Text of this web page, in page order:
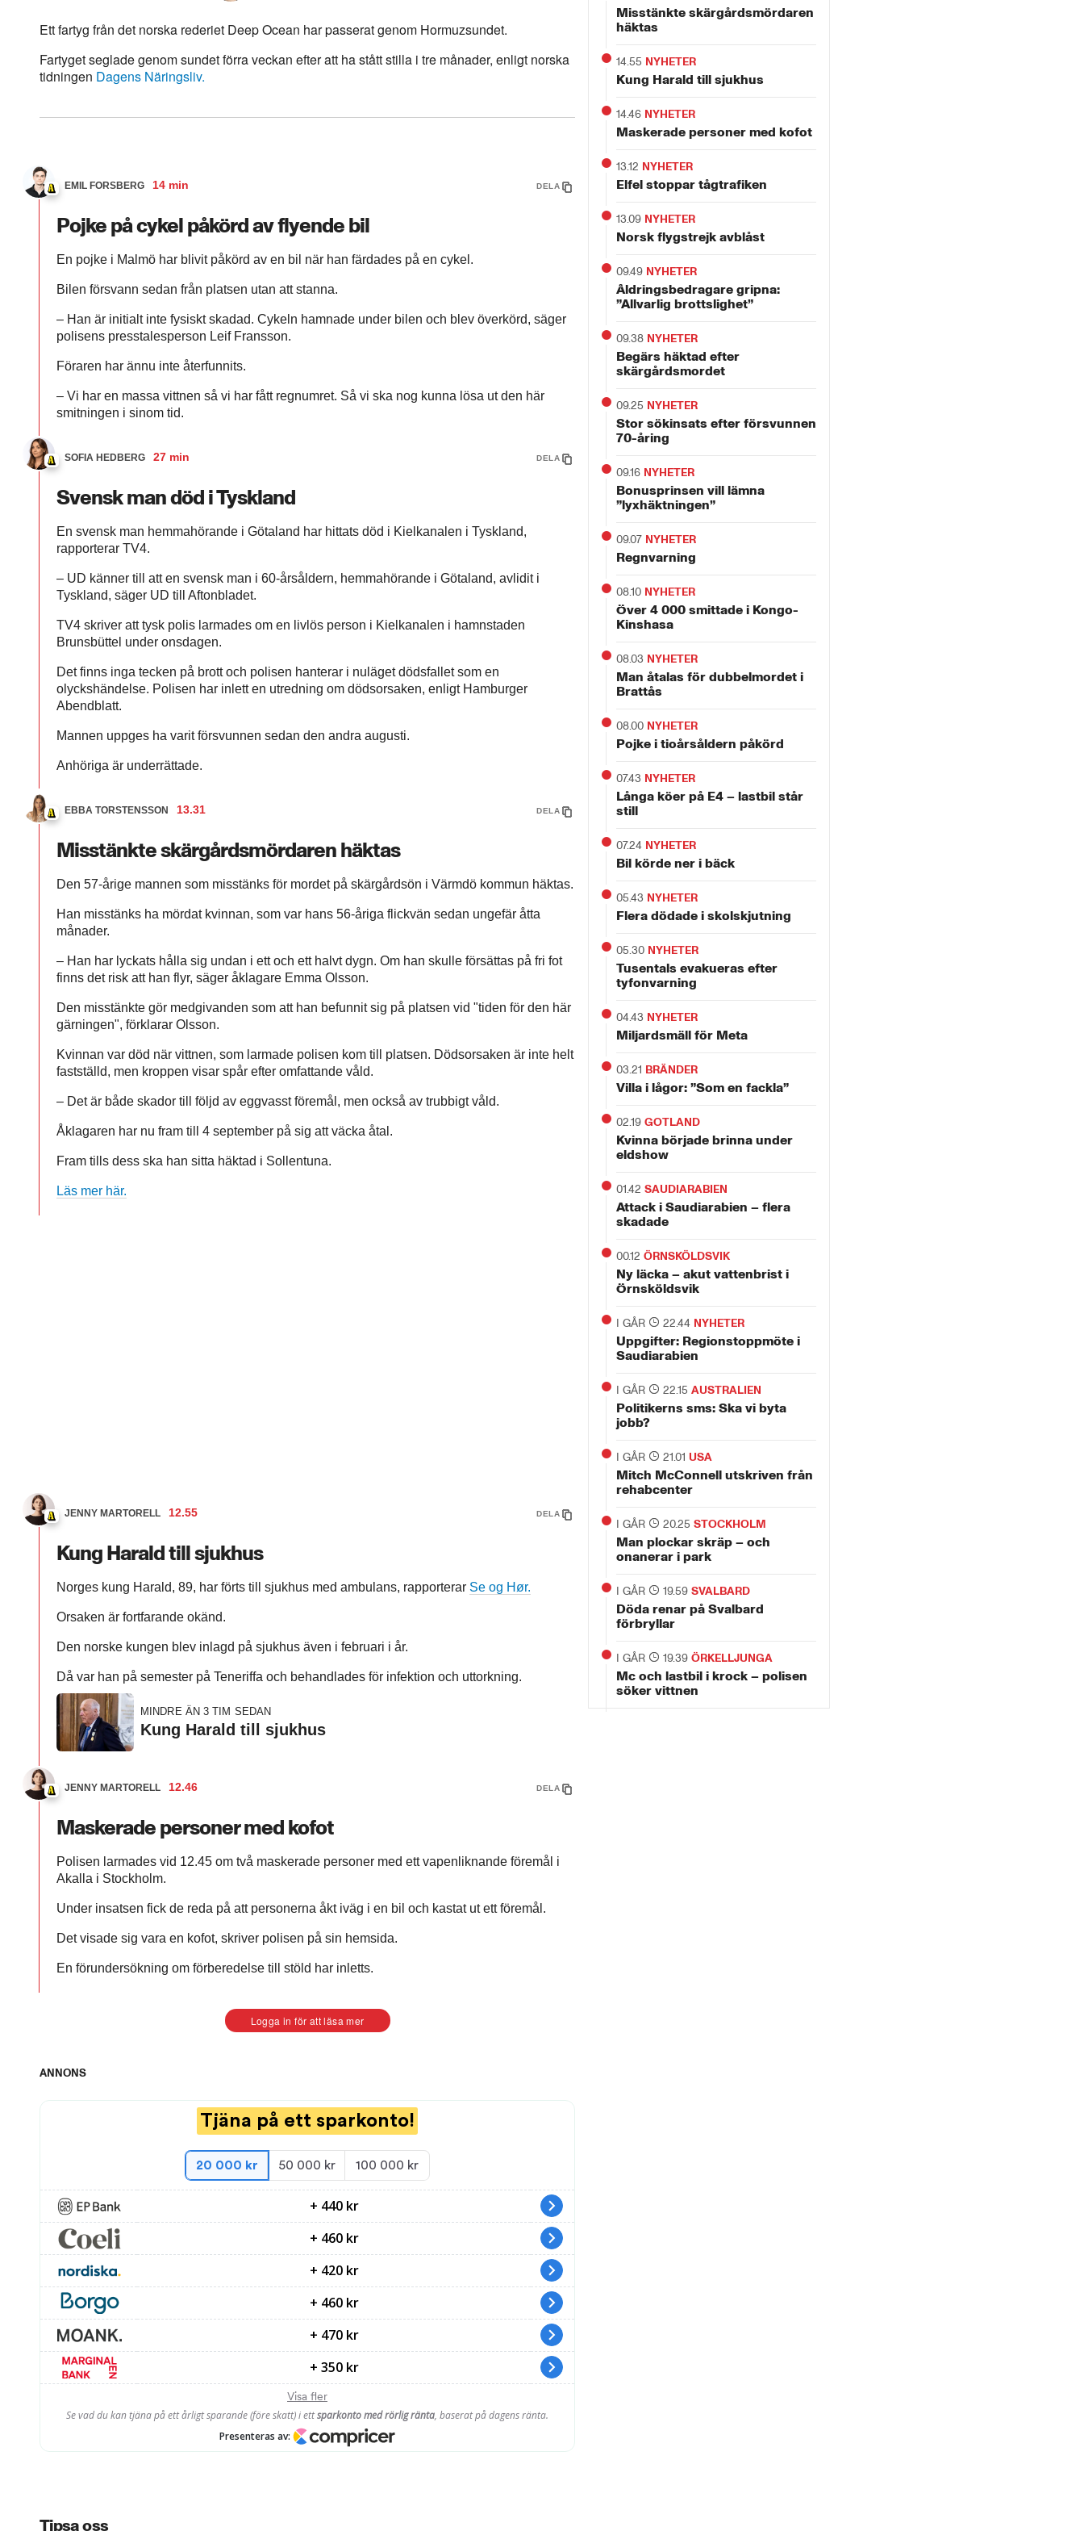
Ett fartyg från det norska rederiet Deep Ocean har passerat genom Hormuzsundet.
Fartyget seglade genom sundet förra veckan efter att ha stått stilla i tre månader, enligt norska
tidningen Dagens Näringsliv.
EMIL FORSBERG 14 min DELA
Pojke på cykel påkörd av flyende bil
En pojke i Malmö har blivit påkörd av en bil när han färdades på en cykel.
Bilen försvann sedan från platsen utan att stanna.
– Han är initialt inte fysiskt skadad. Cykeln hamnade under bilen och blev överkörd, säger
polisens presstalesperson Leif Fransson.
Föraren har ännu inte återfunnits.
– Vi har en massa vittnen så vi har fått regnumret. Så vi ska nog kunna lösa ut den här
smitningen i sinom tid.
SOFIA HEDBERG 27 min DELA
Svensk man död i Tyskland
En svensk man hemmahörande i Götaland har hittats död i Kielkanalen i Tyskland,
rapporterar TV4.
– UD känner till att en svensk man i 60-årsåldern, hemmahörande i Götaland, avlidit i
Tyskland, säger UD till Aftonbladet.
TV4 skriver att tysk polis larmades om en livlös person i Kielkanalen i hamnstaden
Brunsbüttel under onsdagen.
Det finns inga tecken på brott och polisen hanterar i nuläget dödsfallet som en
olyckshändelse. Polisen har inlett en utredning om dödsorsaken, enligt Hamburger
Abendblatt.
Mannen uppges ha varit försvunnen sedan den andra augusti.
Anhöriga är underrättade.
EBBA TORSTENSSON 13.31 DELA
Misstänkte skärgårdsmördaren häktas
Den 57-årige mannen som misstänks för mordet på skärgårdsön i Värmdö kommun häktas.
Han misstänks ha mördat kvinnan, som var hans 56-åriga flickvän sedan ungefär åtta
månader.
– Han har lyckats hålla sig undan i ett och ett halvt dygn. Om han skulle försättas på fri fot
finns det risk att han flyr, säger åklagare Emma Olsson.
Den misstänkte gör medgivanden som att han befunnit sig på platsen vid "tiden för den här
gärningen", förklarar Olsson.
Kvinnan var död när vittnen, som larmade polisen kom till platsen. Dödsorsaken är inte helt
fastställd, men kroppen visar spår efter omfattande våld.
– Det är både skador till följd av eggvasst föremål, men också av trubbigt våld.
Åklagaren har nu fram till 4 september på sig att väcka åtal.
Fram tills dess ska han sitta häktad i Sollentuna.
Läs mer här.
JENNY MARTORELL 12.55 DELA
Kung Harald till sjukhus
Norges kung Harald, 89, har förts till sjukhus med ambulans, rapporterar Se og Hør.
Orsaken är fortfarande okänd.
Den norske kungen blev inlagd på sjukhus även i februari i år.
Då var han på semester på Teneriffa och behandlades för infektion och uttorkning.
MINDRE ÄN 3 TIM SEDAN
Kung Harald till sjukhus
JENNY MARTORELL 12.46 DELA
Maskerade personer med kofot
Polisen larmades vid 12.45 om två maskerade personer med ett vapenliknande föremål i
Akalla i Stockholm.
Under insatsen fick de reda på att personerna åkt iväg i en bil och kastat ut ett föremål.
Det visade sig vara en kofot, skriver polisen på sin hemsida.
En förundersökning om förberedelse till stöld har inletts.
Logga in för att läsa mer
ANNONS
Tipsa oss
Misstänkte skärgårdsmördaren
häktas
14.55 NYHETER
Kung Harald till sjukhus
14.46 NYHETER
Maskerade personer med kofot
13.12 NYHETER
Elfel stoppar tågtrafiken
13.09 NYHETER
Norsk flygstrejk avblåst
09.49 NYHETER
Åldringsbedragare gripna:
”Allvarlig brottslighet”
09.38 NYHETER
Begärs häktad efter
skärgårdsmordet
09.25 NYHETER
Stor sökinsats efter försvunnen
70-åring
09.16 NYHETER
Bonusprinsen vill lämna
”lyxhäktningen”
09.07 NYHETER
Regnvarning
08.10 NYHETER
Över 4 000 smittade i Kongo-
Kinshasa
08.03 NYHETER
Man åtalas för dubbelmordet i
Brattås
08.00 NYHETER
Pojke i tioårsåldern påkörd
07.43 NYHETER
Långa köer på E4 – lastbil står
still
07.24 NYHETER
Bil körde ner i bäck
05.43 NYHETER
Flera dödade i skolskjutning
05.30 NYHETER
Tusentals evakueras efter
tyfonvarning
04.43 NYHETER
Miljardsmäll för Meta
03.21 BRÄNDER
Villa i lågor: ”Som en fackla”
02.19GOTLAND
Kvinna började brinna under
eldshow
01.42SAUDIARABIEN
Attack i Saudiarabien – flera
skadade
00.12ÖRNSKÖLDSVIK
Ny läcka – akut vattenbrist i
Örnsköldsvik
I GÅR 22.44 NYHETER
Uppgifter: Regionstoppmöte i
Saudiarabien
I GÅR 22.15AUSTRALIEN
Politikerns sms: Ska vi byta
jobb?
I GÅR 21.01USA
Mitch McConnell utskriven från
rehabcenter
I GÅR 20.25STOCKHOLM
Man plockar skräp – och
onanerar i park
I GÅR 19.59SVALBARD
Döda renar på Svalbard
förbryllar
I GÅR 19.39ÖRKELLJUNGA
Mc och lastbil i krock – polisen
söker vittnen